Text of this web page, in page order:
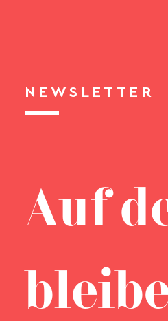
NEWSLETTER
Auf